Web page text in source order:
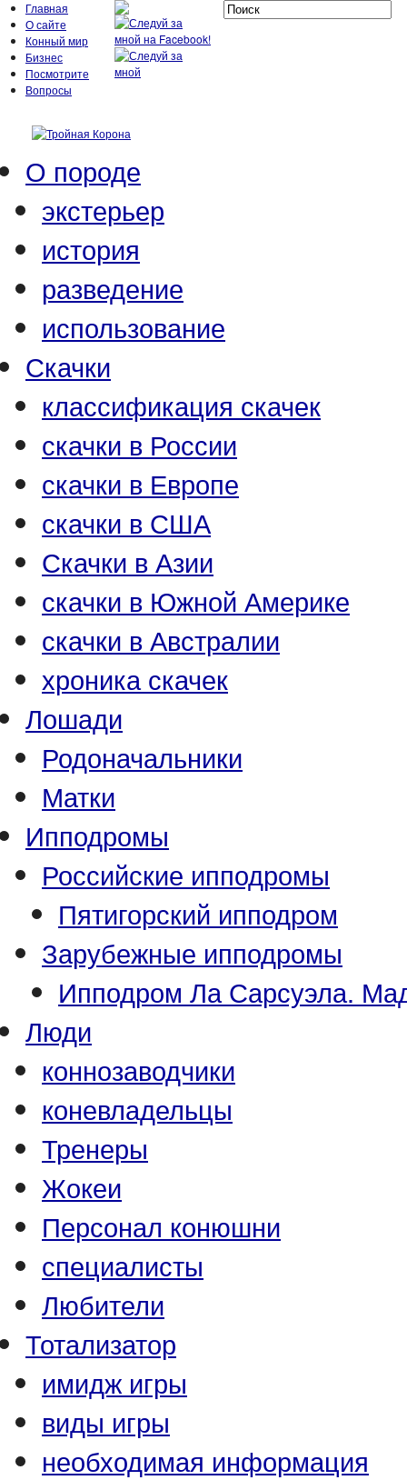
Главная
О сайте
Конный мир
Бизнес
Посмотрите
Вопросы
О породе
экстерьер
история
разведение
использование
Скачки
классификация скачек
скачки в России
скачки в Европе
скачки в США
Скачки в Азии
скачки в Южной Америке
скачки в Австралии
хроника скачек
Лошади
Родоначальники
Матки
Ипподромы
Российские ипподромы
Пятигорский ипподром
Зарубежные ипподромы
Ипподром Ла Сарсуэла.
Люди
коннозаводчики
коневладельцы
Тренеры
Жокеи
Персонал конюшни
специалисты
Любители
Тотализатор
имидж игры
виды игры
необходимая информация